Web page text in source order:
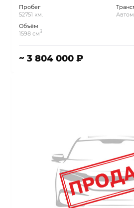
Пробег
52751 км.
Объём
1598 см3
~ 3 804 000 ₽